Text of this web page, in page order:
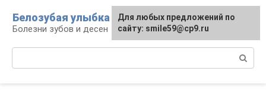
контенту
Белозубая улыбка
Болезни зубов и десен
Для любых предложений по
сайту: smile59@cp9.ru